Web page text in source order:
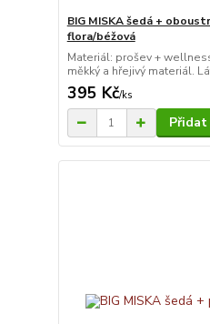
BIG MISKA šedá +
flora/béžová
Materiál: prošev +
měkký a hřejivý materiál.
395 Kč/ks